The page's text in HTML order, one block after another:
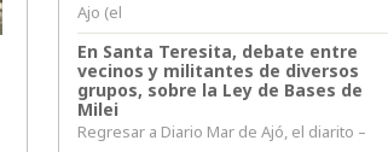
Ajo (el
En Santa Teresita, debate entre
vecinos y militantes de diversos
grupos, sobre la Ley de Bases de
Milei
Regresar a Diario Mar de Ajó, el diarito –